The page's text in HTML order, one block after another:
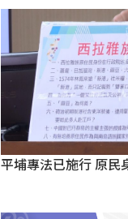
平埔專法已施行 原民